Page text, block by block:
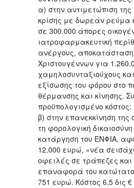
α) στην αντιμετώπιση της
κρίσης με δωρεάν ρεύμα
σε 300.000 άπορες
ιατροφαρμακευτική
ανέργους,
Χριστουγέννων για
χαμηλοσυνταξιούχους
εξίσωσης του φόρου στο
θέρμανσης και κίνησης.
προϋπολογισμένο κόστος:
β) στην επανεκκίνηση της
τη φορολογική
κατάργηση του ΕΝΦΙΑ,
12.000 ευρώ, «νέα
οφειλές σε τράπεζες και
επαναφορά του
751 ευρώ. Κόστος 6,5 δις €